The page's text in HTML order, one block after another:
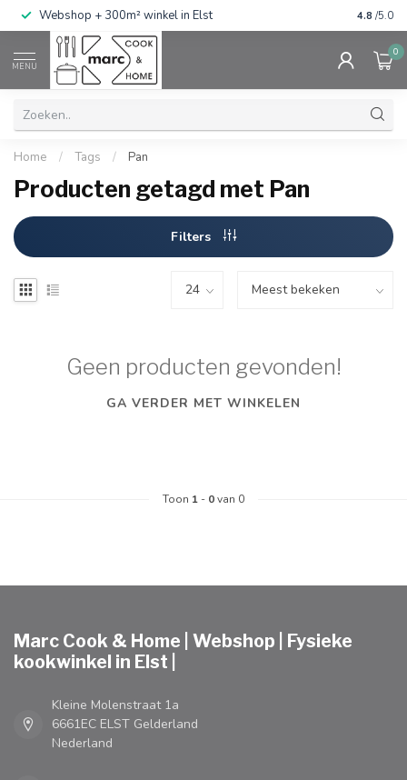
Webshop + 300m² winkel in Elst Gratis
4.8 /5.0
MENU
0
Home / Tags / Pan
Producten getagd met Pan
Filters
Geen producten gevonden!
GA VERDER MET WINKELEN
Toon 1 - 0van 0
Marc Cook & Home | Webshop | Fysieke
kookwinkel in Elst |
Kleine Molenstraat 1a
6661EC ELST Gelderland
Nederland